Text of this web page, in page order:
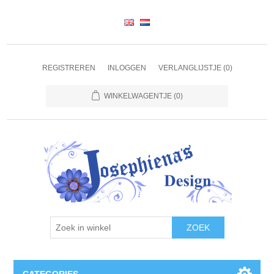
REGISTREREN INLOGGEN VERLANGLIJSTJE (0)
WINKELWAGENTJE (0)
ZOEK